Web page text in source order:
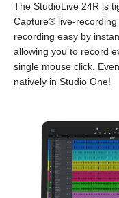
The StudioLive 24R is
Capture® live-
recording easy by
allowing you to record
single mouse click.
natively in Studio One!